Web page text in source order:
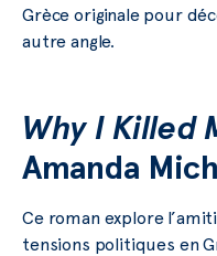
Grèce originale pour
autre angle.
Why I Killed
Amanda
Ce roman explore
tensions politiques en